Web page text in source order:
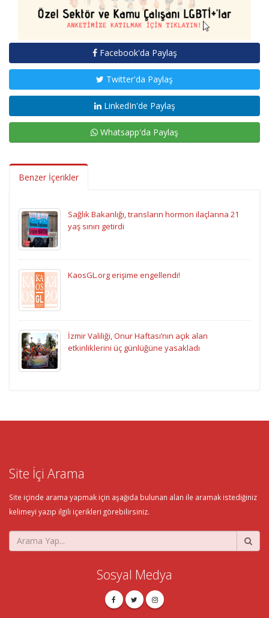
Facebook'da Paylaş
Twitter'da Paylaş
LinkedIn'de Paylaş
Whatsapp'da Paylaş
Benzer İçerikler
Sağlık Bakanlığı, transların hormon ilaçlarına 21
yaş sınırı getirdi
KaosGL.org erişime engellendi!
İzmir Valiliği, Onur Haftası’nın açık alan
etkinliklerini üç günlüğüne yasakladı
Site İçi Arama
Site içinde arama yapmak için aşağıda bulunan alan ile aramak istediğiniz
kelimeyi yazıp ilgili içerikleri görebilirsiniz.
Sosyal Medya